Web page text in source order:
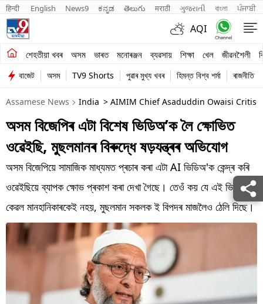
हिन्दी English News9 ಕನ್ನಡ తెలుగు मराठी ગુજરાતી বাংলা ਪੰਜਾਬੀ
AQI
শেহতীয়া খবৰ অসম ভাৰত মনোৰঞ্জন ব্যৱসায় শিক্ষা খেল জীৱনশৈলী
শেহতীয়া খবৰ
অসম
ভাৰত
মনোৰঞ্জন
ব্যৱসায়
শিক্ষা
খেল
জীৱনশৈলী
প্ৰযুক্তি
বাজেট অসম TV9 Shorts পুৱাৰ মুখ্য খবৰ হিমন্ত বিশ্ব শৰ্মা ৰাজনীতি
Assamese News India > AIMIM Chief Asaduddin Owaisi
অসম বিজেপিৰ এটা বিশেষ ভিডিঅ’ক লৈ ক্ষোভিত
ওৱেইছি, মুছলমানৰ বিৰুদ্ধে ষড়যন্ত্ৰৰ অভিযোগ
অসম বিজেপিয়ে সামাজিক মাধ্যমত প্ৰচাৰ কৰা এটা AI ভিডিঅ'ক কেন্দ্ৰ কৰি
ওৱেইছিয়ে ব্যাপক ক্ষোভ প্ৰকাশ কৰা দেখা গৈছে। তেওঁ কয় যে এই ভিডিঅ'
কেৱল মানহানিকাৰকেই নহয়, মুছলমান সকলক ই বিপদৰ মাজলৈও ঠেলি দিছে।